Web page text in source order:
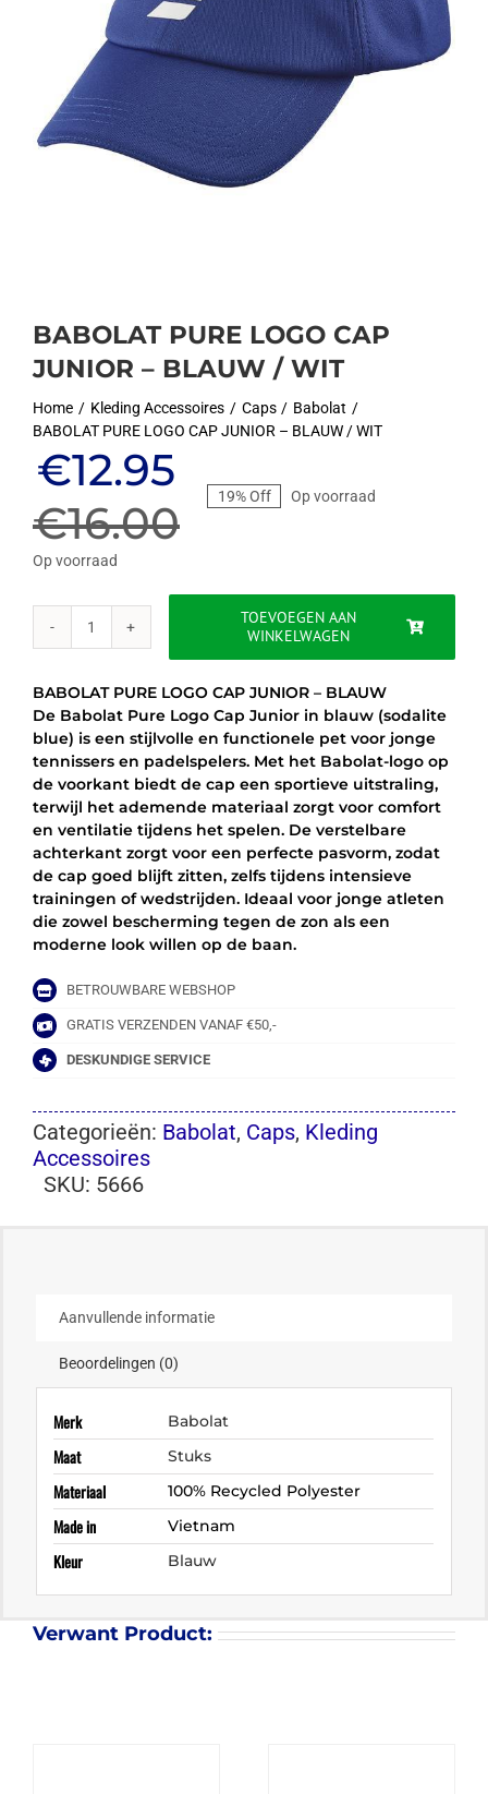
BABOLAT PURE LOGO CAP
JUNIOR – BLAUW / WIT
Home Kleding Accessoires Caps
Babolat
BABOLAT PURE LOGO CAP JUNIOR – BLAUW / WIT
€16.00
Oorspronkelijke
prijs
was:
€16.00.
€12.95
Huidige
prijs
is:
€12.95.
19% Off Op voorraad
Op voorraad
BABOLAT
CAP
BLAUW
/
WIT
TOEVOEGEN AAN
WINKELWAGEN
BABOLAT PURE LOGO CAP JUNIOR – BLAUW
De Babolat Pure Logo Cap Junior in blauw (sodalite
blue) is een stijlvolle en functionele pet voor jonge
tennissers en padelspelers. Met het Babolat-logo op
de voorkant biedt de cap een sportieve uitstraling,
terwijl het ademende materiaal zorgt voor comfort
en ventilatie tijdens het spelen. De verstelbare
achterkant zorgt voor een perfecte pasvorm, zodat
de cap goed blijft zitten, zelfs tijdens intensieve
trainingen of wedstrijden. Ideaal voor jonge atleten
die zowel bescherming tegen de zon als een
moderne look willen op de baan.
BETROUWBARE WEBSHOP
GRATIS VERZENDEN VANAF €50,-
DESKUNDIGE SERVICE
Categorieën: Babolat, Caps, Kleding
Accessoires
SKU: 5666
Aanvullende informatie
Beoordelingen (0)
Merk Babolat
Maat Stuks
Materiaal 100% Recycled Polyester
Made in Vietnam
Kleur Blauw
Verwant Product: